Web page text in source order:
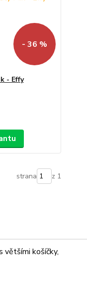
- 36 %
- Effy
strana z 1
většími košíčky,